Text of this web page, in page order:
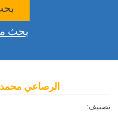
بحث
الرصاعي
تصنيف: